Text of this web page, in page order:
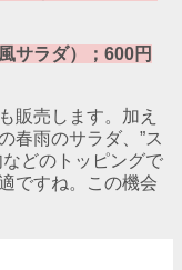
サラダ）；600円
販売します。加え
春雨のサラダ、”ス
どのトッピングで
ですね。この機会